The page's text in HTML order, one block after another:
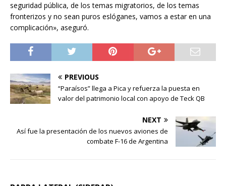
seguridad pública, de los temas migratorios, de los temas
fronterizos y no sean puros eslóganes, vamos a estar en una
complicación», aseguró.
PREVIOUS
“Paraísos” llega a Pica y refuerza la puesta en
valor del patrimonio local con apoyo de Teck QB
NEXT
Así fue la presentación de los nuevos aviones de
combate F-16 de Argentina